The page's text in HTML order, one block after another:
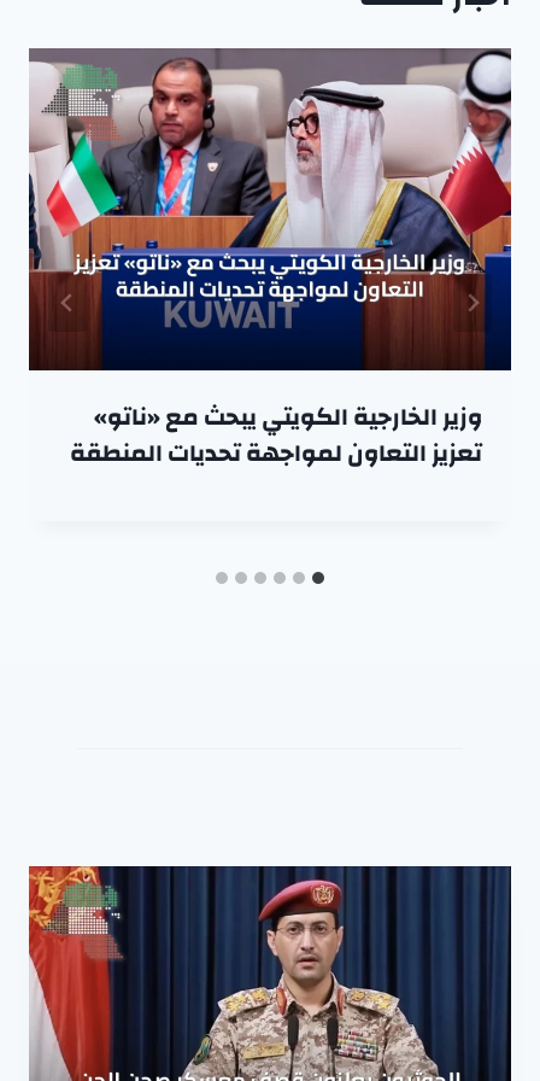
وزير الخارجية الكويتي يبحث مع «ناتو»
تعزيز التعاون لمواجهة تحديات المنطقة